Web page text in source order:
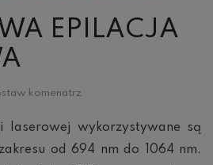
EPILACJA
komenatrz
laserowa
laserowej wykorzystywane są
od 694 nm ​​do 1064 nm.